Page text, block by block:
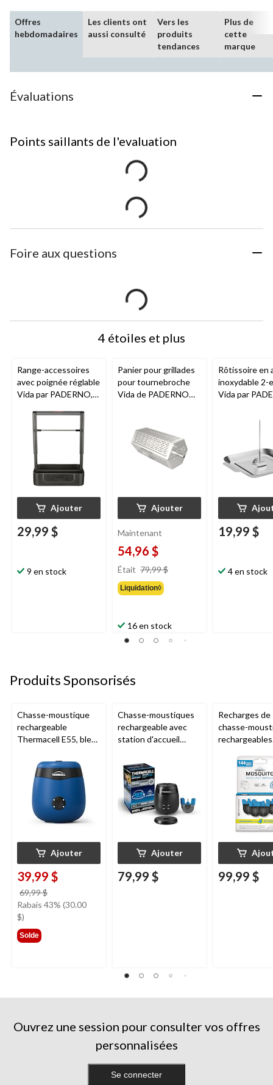
Offres
hebdomadaires
Les clients ont
aussi consulté
Vers les
produits
tendances
Plus de
cette
marque
Évaluations
Points saillants de l'evaluation
Foire aux questions
4 étoiles et plus
Range-accessoires
avec poignée réglable
Vida par PADERNO,
Ajouter
29,99 $
9 en stock
Panier pour grillades
pour tournebroche
Vida de PADERNO
Ajouter
Maintenant
54,96 $
Était 79,99 $
Liquidation◊
16 en stock
Rôtissoire en
inoxydable 2-
Vida par
sur cannette
19,99 $
4 en stock
Produits Sponsorisés
Chasse-moustique
rechargeable
Thermacell E55, bleu
Ajouter
39,99 $
69,99 $
était
Rabais 43% (30.00
$)
Solde
Chasse-moustiques
rechargeable avec
station d'accueil
charbon
Ajouter
79,99 $
Recharges de
chasse-
rechargeables
heures
99,99 $
Ouvrez une session pour consulter vos offres
personnalisées
Se connecter